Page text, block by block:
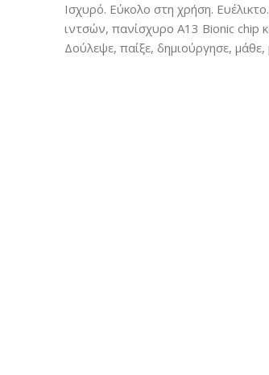
Ισχυρό. Εύκολο στη χρήση.
ιντσών, πανίσχυρο A13 Bionic chip
Δούλεψε, παίξε, δημιούργησε,